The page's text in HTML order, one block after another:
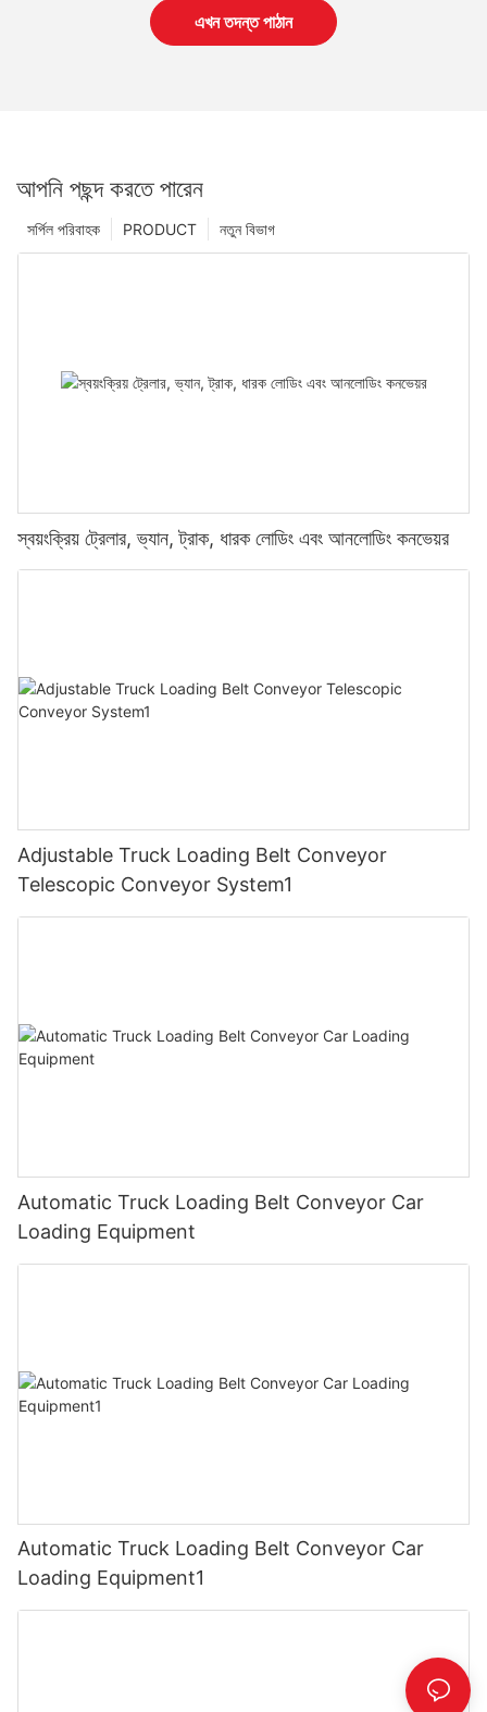
এখন তদন্ত পাঠান
আপনি পছন্দ করতে পারেন
নতুন বিভাগ
PRODUCT
সর্পিল পরিবাহক
স্বয়ংক্রিয় ট্রেলার, ভ্যান, ট্রাক, ধারক লোডিং এবং আনলোডিং কনভেয়র
Adjustable Truck Loading Belt Conveyor
Telescopic Conveyor System1
Automatic Truck Loading Belt Conveyor Car
Loading Equipment
Automatic Truck Loading Belt Conveyor Car
Loading Equipment1